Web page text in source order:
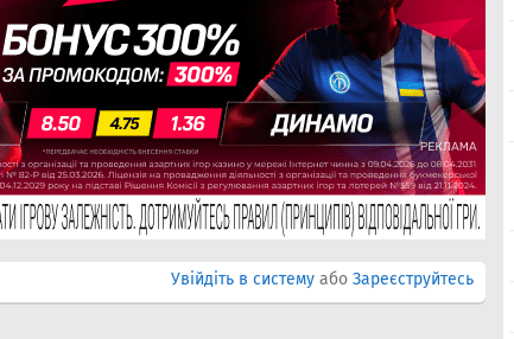
Увійдіть в систему або Зареєструйтесь